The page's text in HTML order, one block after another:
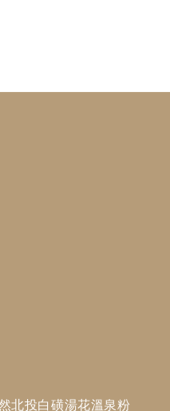
北投白磺湯花溫泉粉